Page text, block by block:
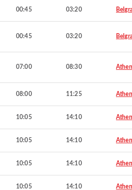
00:45 03:20
00:45 03:20
07:00 08:30
08:00 11:25
10:05 14:10
10:05 14:10
10:05 14:10
10:05 14:10